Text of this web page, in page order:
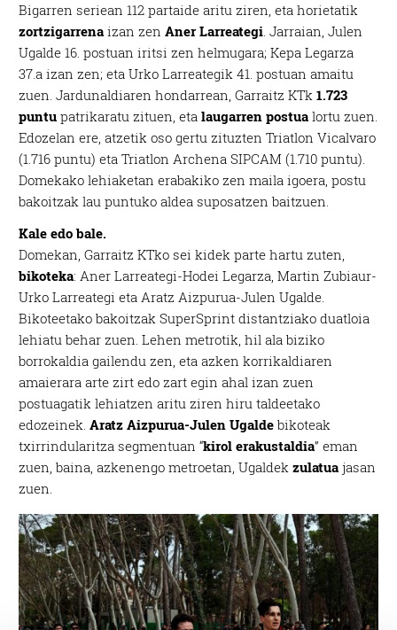
Bigarren seriean 112 partaide aritu ziren, eta horietatik
zortzigarrena izan zenAner Larreategi. Jarraian, Julen
Ugalde 16. postuan iritsi zen helmugara; Kepa Legarza
37.a izan zen; eta Urko Larreategik 41. postuan amaitu
zuen. Jardunaldiaren hondarrean, Garraitz KTk 1.723
puntu patrikaratu zituen, etalaugarren postua lortu zuen.
Edozelan ere, atzetik oso gertu zituzten Triatlon Vicalvaro
(1.716 puntu) eta Triatlon Archena SIPCAM (1.710 puntu).
Domekako lehiaketan erabakiko zen maila igoera, postu
bakoitzak lau puntuko aldea suposatzen baitzuen.
Kale edo bale.
Domekan, Garraitz KTko sei kidek parte hartu zuten,
bikoteka: Aner Larreategi-Hodei Legarza, Martin Zubiaur-
Urko Larreategi eta Aratz Aizpurua-Julen Ugalde.
Bikoteetako bakoitzak SuperSprint distantziako duatloia
lehiatu behar zuen. Lehen metrotik, hil ala biziko
borrokaldia gailendu zen, eta azken korrikaldiaren
amaierara arte zirt edo zart egin ahal izan zuen
postuagatik lehiatzen aritu ziren hiru taldeetako
edozeinek.Aratz Aizpurua-Julen Ugalde bikoteak
txirrindularitza segmentuan “kirol erakustaldia” eman
zuen, baina, azkenengo metroetan, Ugaldekzulatua jasan
zuen.